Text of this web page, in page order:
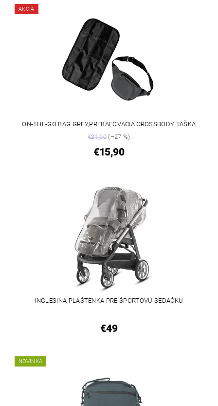
AKCIA
ON-THE-GO BAG GREY,PREBAĽOVACIA CROSSBODY TAŠKA
€21,90(–27 %)
€15,90
INGLESINA PLÁŠTENKA PRE ŠPORTOVÚ SEDAČKU
€49
NOVINKA